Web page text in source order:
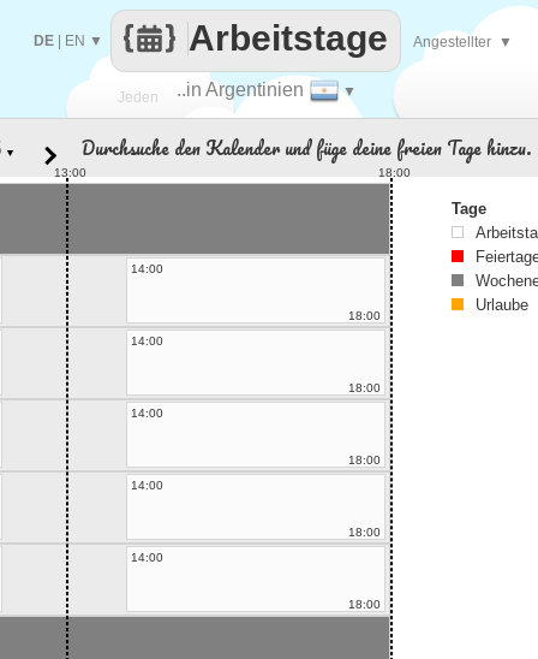
Jeden ..in Argentinien ▼
Arbeitstage
DE EN ▼ Angestellter ▼
▼ Durchsuche den Kalender und füge deine freien Tage hinzu.
13:00 18:00
14:00
18:00
14:00
18:00
14:00
18:00
14:00
18:00
14:00
18:00
Tage
Urlaube